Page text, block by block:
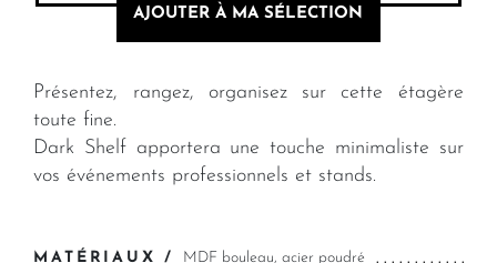
AJOUTER À MA SÉLECTION
Présentez, rangez, organisez sur cette étagère
toute fine.
Dark Shelf apportera une touche minimaliste sur
vos événements professionnels et stands.
MATÉRIAUX / MDF bouleau, acier poudré